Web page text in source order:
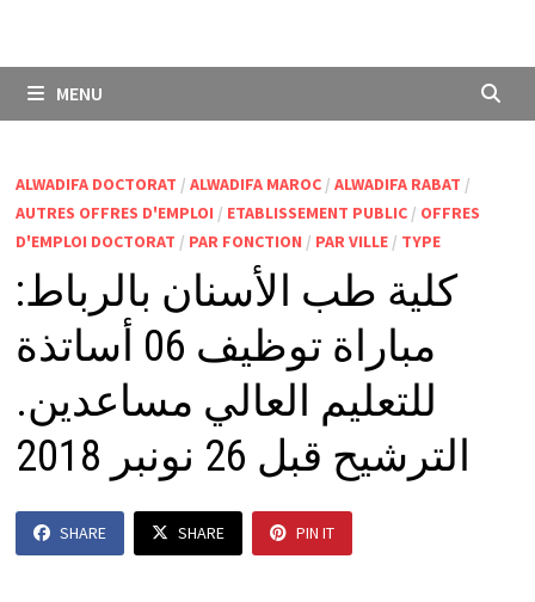
MENU
ALWADIFA DOCTORAT / ALWADIFA MAROC/ ALWADIFA RABAT /
AUTRES OFFRES D'EMPLOI / ETABLISSEMENT PUBLIC/ OFFRES
D'EMPLOI DOCTORAT / PAR FONCTION / PAR VILLE/ TYPE
كلية طب الأسنان بالرباط:
مباراة توظيف 06 أساتذة
للتعليم العالي مساعدين.
الترشيح قبل 26 نونبر 2018
SHARE SHARE PIN IT